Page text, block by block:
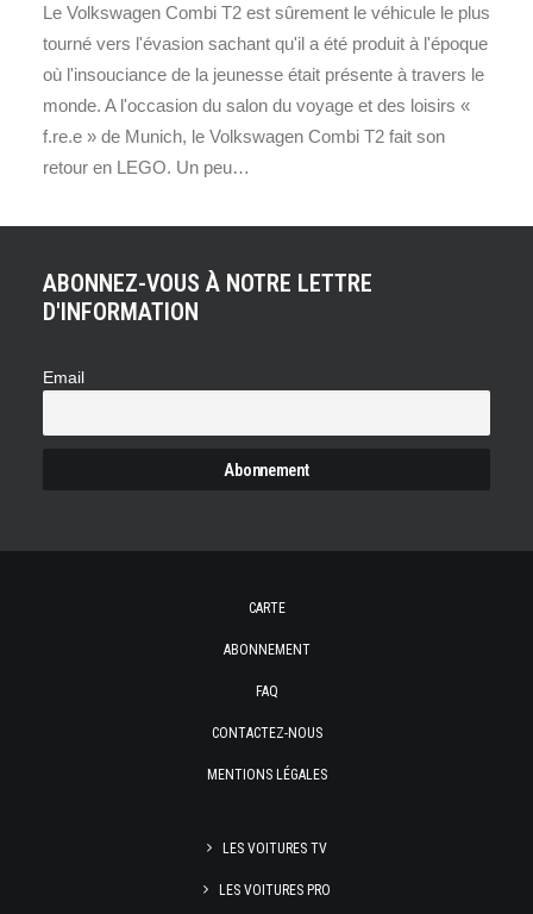
Le Volkswagen Combi T2 est sûrement le véhicule le plus
tourné vers l'évasion sachant qu'il a été produit à l'époque
où l'insouciance de la jeunesse était présente à travers le
monde. A l'occasion du salon du voyage et des loisirs «
f.re.e » de Munich, le Volkswagen Combi T2 fait son
retour en LEGO. Un peu…
ABONNEZ-VOUS À NOTRE LETTRE
D'INFORMATION
Email
CARTE
ABONNEMENT
FAQ
CONTACTEZ-NOUS
MENTIONS LÉGALES
LES VOITURES TV
LES VOITURES PRO